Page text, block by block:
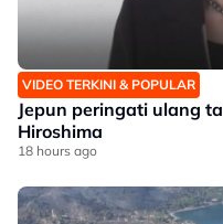
VIDEO TERKINI & POPULAR
Jepun peringati ulang
Hiroshima
18 hours ago